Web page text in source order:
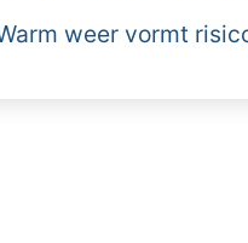
weer vormt